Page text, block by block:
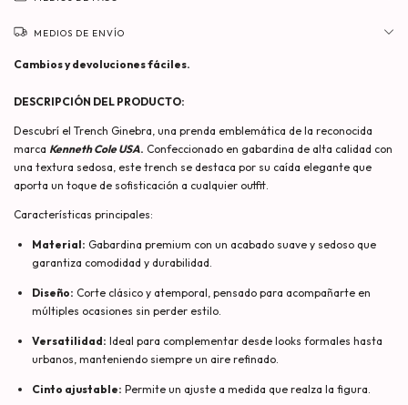
MEDIOS DE ENVÍO
DESCRIPCIÓN DEL PRODUCTO:
Descubrí el Trench Ginebra, una prenda emblemática de la reconocida
marca Kenneth Cole USA. Confeccionado en gabardina de alta calidad con
una textura sedosa, este trench se destaca por su caída elegante que
aporta un toque de sofisticación a cualquier outfit.
Características principales:
Material: Gabardina premium con un acabado suave y sedoso que
garantiza comodidad y durabilidad.
Diseño: Corte clásico y atemporal, pensado para acompañarte en
múltiples ocasiones sin perder estilo.
Versatilidad: Ideal para complementar desde looks formales hasta
urbanos, manteniendo siempre un aire refinado.
Cinto ajustable: Permite un ajuste a medida que realza la figura.